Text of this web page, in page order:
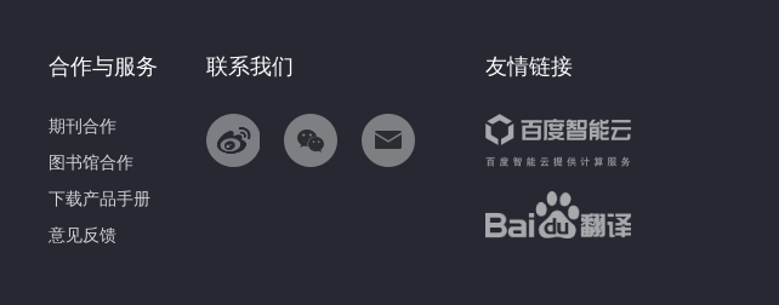
友情链接
联系我们
合作与服务
期刊合作
图书馆合作
下载产品手册
意见反馈